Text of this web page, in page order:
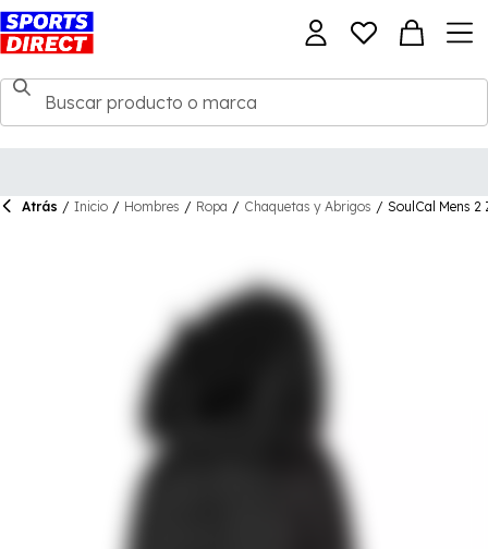
Atrás / Inicio / Hombres / Ropa / Chaquetas y Abrigos / SoulCal Mens 2